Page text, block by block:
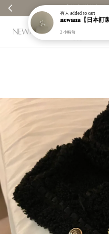
有人 added to cart
2 小時前